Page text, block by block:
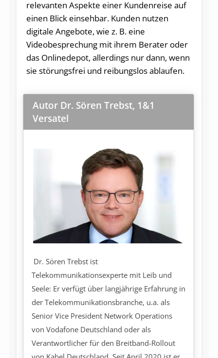
relevanten Aspekte einer Kundenreise auf
einen Blick einsehbar. Kunden nutzen
digitale Angebote, wie z. B. eine
Videobesprechung mit ihrem Berater oder
das Onlinedepot, allerdings nur dann, wenn
sie störungsfrei und reibungslos ablaufen.
Autor Dr. Sören Trebst, 1&1
Versatel
Dr. Sören Trebst ist
Telekommunikationsexperte mit Leib und
Seele: Er verfügt über langjährige Erfahrung in
der Telekommunikationsbranche, u.a. als
Senior Vice President Network Operations
von Vodafone Deutschland oder als
Verantwortlicher für den Breitband-Rollout